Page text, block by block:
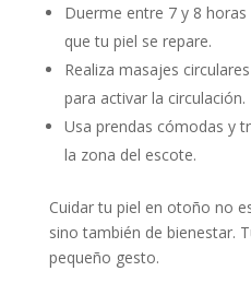
Duerme entre 7 y 8
que tu piel se repare.
Realiza masajes
para activar la circulación.
Usa prendas cómodas y
la zona del escote.
Cuidar tu piel en otoño no
sino también de bienestar.
pequeño gesto.